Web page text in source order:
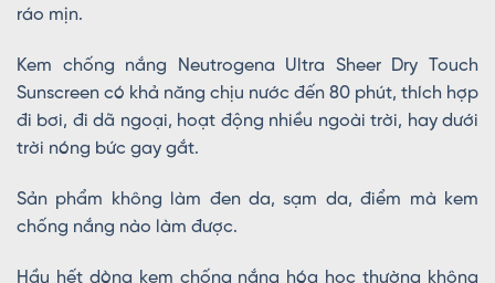
ráo mịn.
Kem chống nắng Neutrogena Ultra Sheer Dry Touch
Sunscreen có khả năng chịu nước đến 80 phút, thích hợp
đi bơi, đi dã ngoại, hoạt động nhiều ngoài trời, hay dưới
trời nóng bức gay gắt.
Sản phẩm không làm đen da, sạm da, điểm mà kem
chống nắng nào làm được.
Hầu hết dòng kem chống nắng hóa học thường không